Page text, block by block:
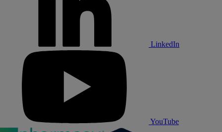
LinkedIn
YouTube